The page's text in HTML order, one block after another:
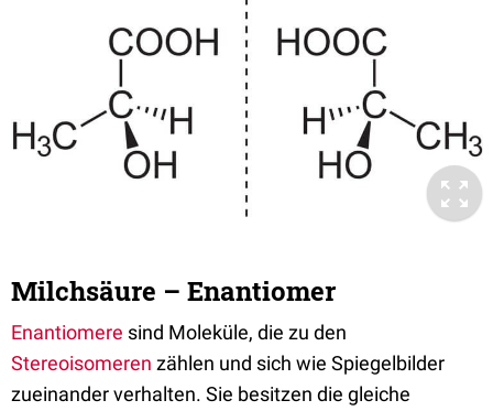
Milchsäure – Enantiomer
Enantiomere sind Moleküle, die zu den
Stereoisomeren zählen und sich wie Spiegelbilder
zueinander verhalten. Sie besitzen die gleiche